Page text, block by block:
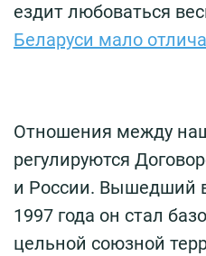
ездит любоваться
Беларуси мало
Отношения между
регулируются
и России. Вышедший
1997 года он стал
цельной союзной